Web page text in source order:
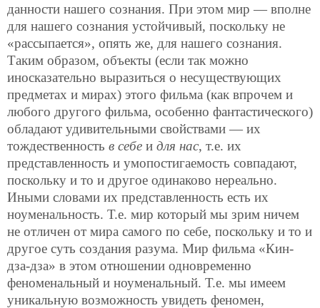
данности нашего сознания. При этом мир — вполне
для нашего сознания устойчивый, поскольку не
«рассыпается», опять же, для нашего сознания.
Таким образом, объекты (если так можно
иносказательно выразиться о несуществующих
предметах и мирах) этого фильма (как впрочем и
любого другого фильма, особенно фантастического)
обладают удивительными свойствами — их
тождественность в себе и для нас, т.е. их
представленность и умопостигаемость совпадают,
поскольку и то и другое одинаково нереально.
Иными словами их представленность есть их
ноуменальность. Т.е. мир который мы зрим ничем
не отличен от мира самого по себе, поскольку и то и
другое суть создания разума. Мир фильма «Кин-
дза-дза» в этом отношении одновременно
феноменальный и ноуменальный. Т.е. мы имеем
уникальную возможность увидеть феномен,